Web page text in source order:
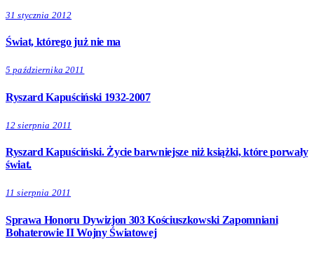
31 stycznia 2012
Świat, którego już nie ma
5 października 2011
Ryszard Kapuściński 1932-2007
12 sierpnia 2011
Ryszard Kapuściński. Życie barwniejsze niż książki, które porwały
świat.
11 sierpnia 2011
Sprawa Honoru Dywizjon 303 Kościuszkowski Zapomniani
Bohaterowie II Wojny Światowej